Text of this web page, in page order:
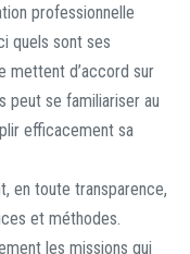
professionnelle
quels sont ses
mettent d’accord sur
peut se familiariser au
efficacement sa
en toute transparence,
et méthodes.
les missions qui